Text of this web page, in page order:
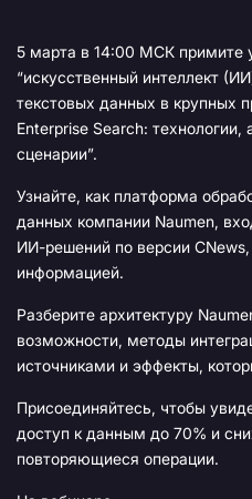
сценарии
5 марта в 14:00 МСК примите
“искусственный интеллект
текстовых данных в крупных
Enterprise Search:
сценарии”.
Узнайте, как платформа
данных компании Naumen,
ИИ-решений по версии
информацией.
Разберите архитектуру
возможности, методы
источниками и эффекты,
Присоединяйтесь, чтобы
доступ к данным до 70% и
повторяющиеся операции.